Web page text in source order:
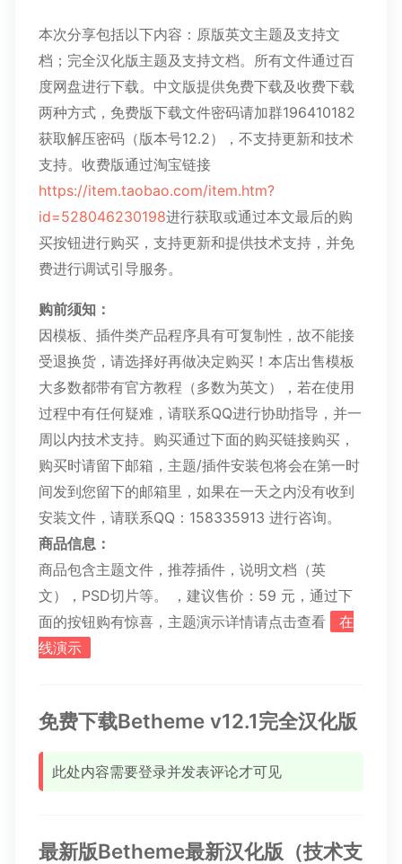
本次分享包括以下内容：原版英文主题及支持文
档；完全汉化版主题及支持文档。所有文件通过百
度网盘进行下载。中文版提供免费下载及收费下载
两种方式，免费版下载文件密码请加群196410182
获取解压密码（版本号12.2），不支持更新和技术
支持。收费版通过淘宝链接
https://item.taobao.com/item.htm?
id=528046230198进行获取或通过本文最后的购
买按钮进行购买，支持更新和提供技术支持，并免
费进行调试引导服务。
购前须知：
因模板、插件类产品程序具有可复制性，故不能接
受退换货，请选择好再做决定购买！本店出售模板
大多数都带有官方教程（多数为英文），若在使用
过程中有任何疑难，请联系QQ进行协助指导，并一
周以内技术支持。购买通过下面的购买链接购买，
购买时请留下邮箱，主题/插件安装包将会在第一时
间发到您留下的邮箱里，如果在一天之内没有收到
安装文件，请联系QQ：158335913 进行咨询。
商品信息：
商品包含主题文件，推荐插件，说明文档（英
文），PSD切片等。 ，建议售价： 59 元 ，通过下
面的按钮购有惊喜，主题演示详情请点击查看
在
线演示
免费下载Betheme v12.1完全汉化版
此处内容需要登录并发表评论才可见
最新版Betheme最新汉化版（技术支